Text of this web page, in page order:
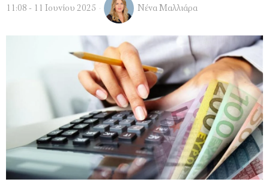
11:08 - 11 Ιουνίου 2025 Νένα Μαλλιάρα